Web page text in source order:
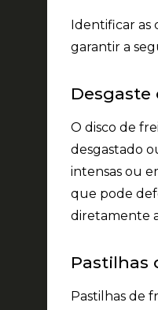
Identificar as
garantir a
O disco de
desgastado
intensas ou
que pode
diretamente
Pastilhas
Pastilhas de